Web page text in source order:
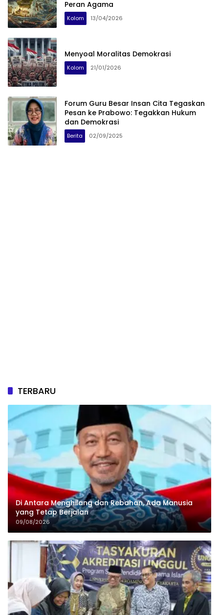
Peran Agama
Kolom 13/04/2026
Menyoal Moralitas Demokrasi
Kolom 21/01/2026
Forum Guru Besar Insan Cita Tegaskan
Pesan ke Prabowo: Tegakkan Hukum
dan Demokrasi
Berita 02/09/2025
TERBARU
Di Antara Menghilang dan Rebahan, Ada Manusia
yang Tetap Berjalan
09/08/2026